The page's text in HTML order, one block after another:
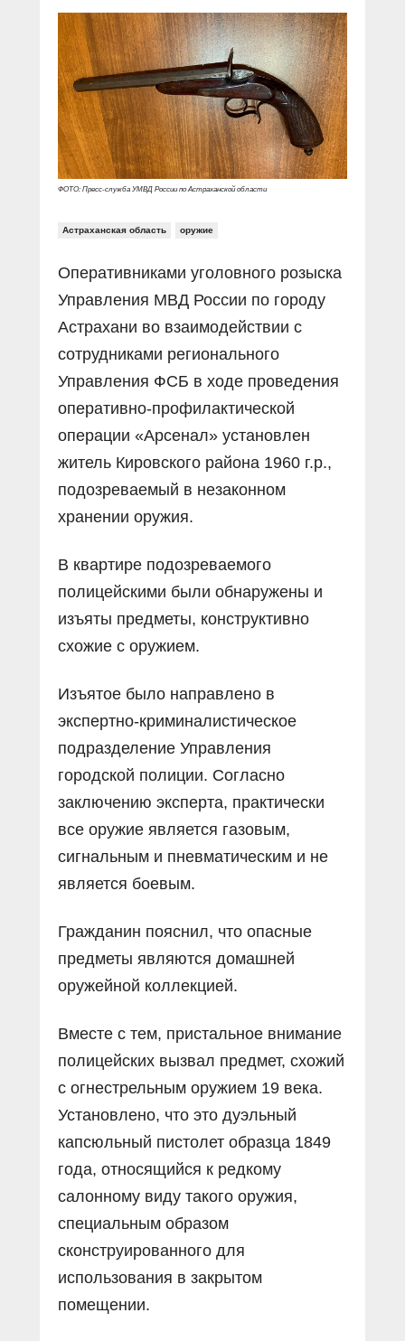
Документальные фильмы
В знании сила
Специальный репортаж
КиберПОСТОВОЙ
Газета «Щит и меч»
Журнал «Полиция России»
О ПОРТАЛЕ
Контакты
Вакансии
ФОТО: Пресс-служба УМВД России по Астраханской области
Астраханская область оружие
Оперативниками уголовного розыска
Управления МВД России по городу
Астрахани во взаимодействии с
сотрудниками регионального
Управления ФСБ в ходе проведения
оперативно-профилактической
операции «Арсенал» установлен
житель Кировского района 1960 г.р.,
подозреваемый в незаконном
хранении оружия.
В квартире подозреваемого
полицейскими были обнаружены и
изъяты предметы, конструктивно
схожие с оружием.
Изъятое было направлено в
экспертно-криминалистическое
подразделение Управления
городской полиции. Согласно
заключению эксперта, практически
все оружие является газовым,
сигнальным и пневматическим и не
является боевым.
Гражданин пояснил, что опасные
предметы являются домашней
оружейной коллекцией.
Вместе с тем, пристальное внимание
полицейских вызвал предмет, схожий
с огнестрельным оружием 19 века.
Установлено, что это дуэльный
капсюльный пистолет образца 1849
года, относящийся к редкому
салонному виду такого оружия,
специальным образом
сконструированного для
использования в закрытом
помещении.